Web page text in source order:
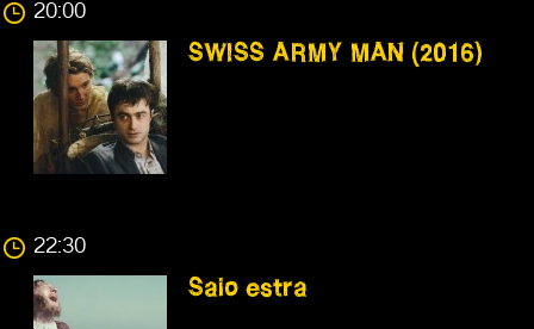
20:00
SWISS ARMY MAN (2016)
22:30
Saio estra